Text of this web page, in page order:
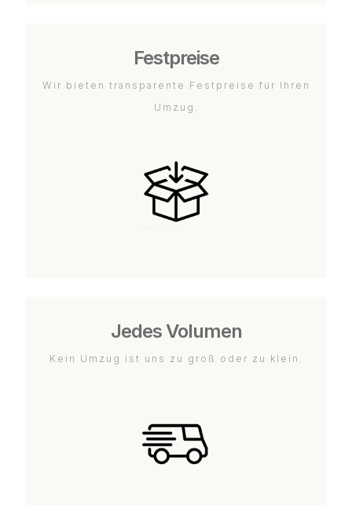
Festpreise
Wir bieten transparente Festpreise für Ihren
Umzug.
Jedes Volumen
Kein Umzug ist uns zu groß oder zu klein.